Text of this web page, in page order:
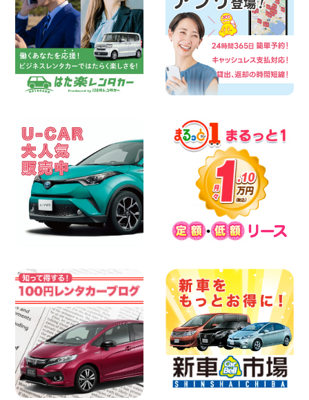
2026年08月07日
三河安城店 8月後半のレンタカー予約は
お早めに♪ルーミーご予約受付中です! 愛
知県 三河安城店
100円レンタカー 三河安城
2026年08月07日
お盆シーズン空きあり!!100円レンタカー
夏季休暇のお知らせ 東京都 墨田文花店
100円レンタカー 墨田文花
2026年08月07日
8月 お盆休みのお知らせ 広島県 ベイシテ
ィ宇品店
100円レンタカー ベイシティ宇品
2026年08月07日
横浜弥生台店限定!!夏季特別キャンペーン
100円レンタカー 横浜弥生台
2026年08月07日
お盆も休まず営業します! 神奈川県 横浜
旭南本宿町店
100円レンタカー 横浜旭南本宿町
2026年08月07日
お引越しに便利で最適!(禁煙車両) 香川県
坂出川津店
100円レンタカー 坂出川津
2026年08月07日